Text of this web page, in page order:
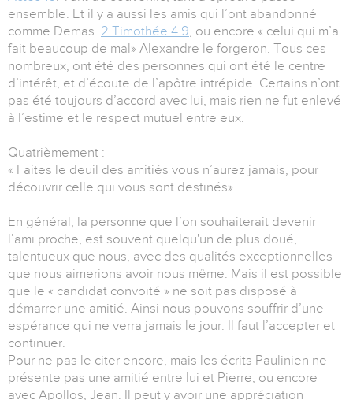
ensemble. Et il y a aussi les amis qui l’ont abandonné
comme Demas. 2 Timothée 4.9, ou encore « celui qui m’a
fait beaucoup de mal» Alexandre le forgeron. Tous ces
nombreux, ont été des personnes qui ont été le centre
d’intérêt, et d’écoute de l’apôtre intrépide. Certains n’ont
pas été toujours d’accord avec lui, mais rien ne fut enlevé
à l’estime et le respect mutuel entre eux.
Quatrièmement :
« Faites le deuil des amitiés vous n’aurez jamais, pour
découvrir celle qui vous sont destinés»
En général, la personne que l’on souhaiterait devenir
l’ami proche, est souvent quelqu'un de plus doué,
talentueux que nous, avec des qualités exceptionnelles
que nous aimerions avoir nous même. Mais il est possible
que le « candidat convoité » ne soit pas disposé à
démarrer une amitié. Ainsi nous pouvons souffrir d’une
espérance qui ne verra jamais le jour. Il faut l’accepter et
continuer.
Pour ne pas le citer encore, mais les écrits Paulinien ne
présente pas une amitié entre lui et Pierre, ou encore
avec Apollos, Jean. Il peut y avoir une appréciation